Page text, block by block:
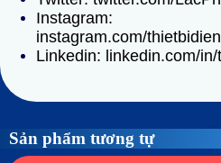
Instagram:
instagram.com/
Linkedin: linkedin.com/
Sản phẩm tương tự